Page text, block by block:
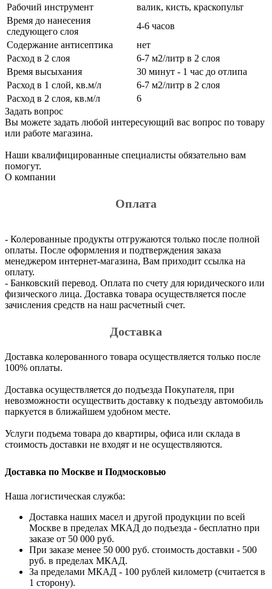
Рабочий инструмент
валик, кисть, краскопульт
Время до нанесения
следующего слоя
4-6 часов
Содержание антисептика
нет
Расход в 2 слоя
6-7 м2/литр в 2 слоя
Время высыхания
30 минут - 1 час до отлипа
Расход в 1 слой, кв.м/л
6-7 м2/литр в 2 слоя
Расход в 2 слоя, кв.м/л
6
Задать вопрос
Вы можете задать любой интересующий вас вопрос по товару
или работе магазина.
Наши квалифицированные специалисты обязательно вам
помогут.
О компании
Оплата
- Колерованные продукты отгружаются только после полной
оплаты. После оформления и подтверждения заказа
менеджером интернет-магазина, Вам приходит ссылка на
оплату.
- Банковский перевод. Оплата по счету для юридического или
физического лица. Доставка товара осуществляется после
зачисления средств на наш расчетный счет.
Доставка
Доставка колерованного товара осуществляется только после
100% оплаты.
Доставка осуществляется до подъезда Покупателя, при
невозможности осуществить доставку к подъезду автомобиль
паркуется в ближайшем удобном месте.
Услуги подъема товара до квартиры, офиса или склада в
стоимость доставки не входят и не осуществляются.
Доставка по Москве и Подмосковью
Наша логистическая служба:
Доставка наших масел и другой продукции по всей
Москве в пределах МКАД до подъезда - бесплатно при
заказе от 50 000 руб.
При заказе менее 50 000 руб. стоимость доставки - 500
руб. в пределах МКАД.
За пределами МКАД - 100 рублей километр (считается в
1 сторону).